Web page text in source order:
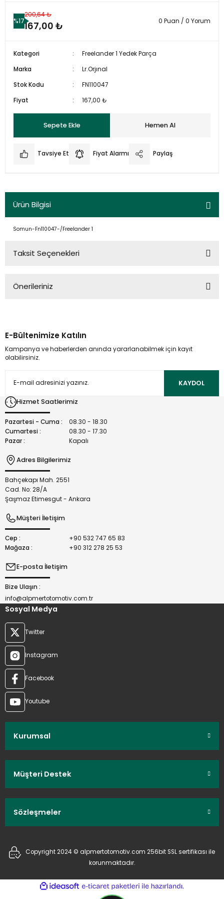
%17
200,64 ₺
167,00 ₺ 0 Puan / 0 Yorum
Kategori
Freelander 1 Yedek Parça
Marka
Lr.Orjınal
Stok Kodu
FN110047
Fiyat
167,00 ₺
Sepete Ekle Hemen Al
Tavsiye Et Fiyat Alarmı Paylaş
Ürün Bilgisi
Somun-Fn110047-/Freelander 1
Taksit Seçenekleri
Önerileriniz
kullanarak tarafımıza iletebilirsiniz.
Görüş ve önerileriniz için teşekkür ederiz.
Ürün açıklamasında eksik bilgiler bulunuyor.
Bu ürüne benzer farklı alternatifler olmalı.
E-Bültenimize Katılın
Kampanya ve haberlerden anında yararlanabilmek için kayıt
olabilirsiniz.
KAYDOL
Hizmet Saatlerimiz
Pazartesi - Cuma :
08.30 - 18.30
Cumartesi :
08.30 - 17.30
Pazar :
Kapalı
Adres Bilgilerimiz
Bahçekapı Mah. 2551
Cad. No: 28/A
Şaşmaz Etimesgut - Ankara
Müşteri İletişim
Cep :
+90 532 747 65 83
Mağaza :
+90 312 278 25 53
E-posta İletişim
Bize Ulaşın :
info@alpmertotomotiv.com.tr
Sosyal Medya
Twitter
Instagram
Facebook
Youtube
Kurumsal
Müşteri Destek
Sözleşmeler
Copyright 2024 © alpmertotomotiv.com 256bit SSL sertifikası ile
korunmaktadır.
ideasoft
e-